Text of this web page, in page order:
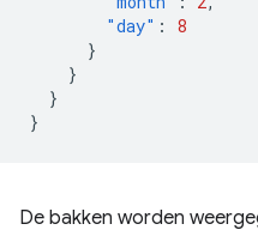
"day" :
8
}
}
}
}
De bakken worden